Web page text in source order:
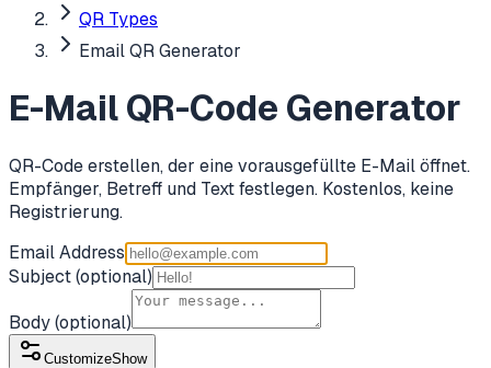
QR Types
Email QR Generator
E-Mail QR-Code Generator
QR-Code erstellen, der eine vorausgefüllte E-Mail öffnet.
Empfänger, Betreff und Text festlegen. Kostenlos, keine
Registrierung.
Email Address
Subject(optional)
Body(optional)
CustomizeShow